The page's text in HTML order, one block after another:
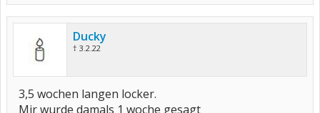
Ducky
† 3.2.22
3,5 wochen langen locker.
Mir wurde damals 1 woche gesagt